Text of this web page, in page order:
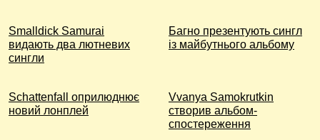
Smalldick Samurai
видають два лютневих
сингли
Багно презентують сингл
із майбутнього альбому
Schattenfall оприлюднює
новий лонплей
Vvanya Samokrutkin
створив альбом-
спостереження